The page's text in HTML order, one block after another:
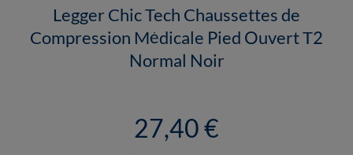
Legger Chic Tech Chaussettes de
Compression Médicale Pied Ouvert T2
Normal Noir
27,40 €